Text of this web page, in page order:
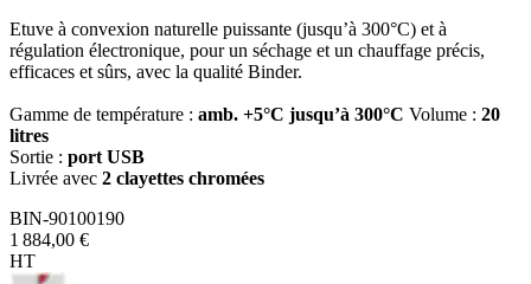
Etuve à convexion naturelle puissante (jusqu’à 300°C) et à
régulation électronique, pour un séchage et un chauffage précis,
efficaces et sûrs, avec la qualité Binder.
Gamme de température : amb. +5°C jusqu’à 300°C Volume : 20
litres
Sortie : port USB
Livrée avec 2 clayettes chromées
BIN-90100190
1 884,00 €
HT